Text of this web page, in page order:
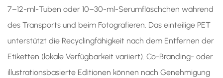
7–12-ml-Tuben oder 10–30-ml-Serumfläschchen während
des Transports und beim Fotografieren. Das einteilige PET
unterstützt die Recyclingfähigkeit nach dem Entfernen der
Etiketten (lokale Verfügbarkeit variiert). Co-Branding- oder
illustrationsbasierte Editionen können nach Genehmigung